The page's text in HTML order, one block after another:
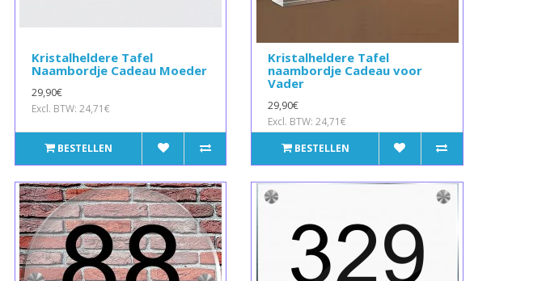
Kristalheldere Tafel
Naambordje Cadeau Moeder
29,90€
Excl. BTW: 24,71€
BESTELLEN
Kristalheldere Tafel
naambordje Cadeau voor
Vader
29,90€
Excl. BTW: 24,71€
BESTELLEN